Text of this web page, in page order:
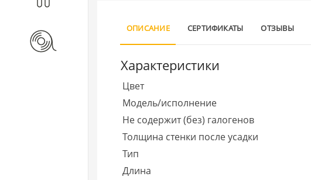
ОПИСАНИЕ СЕРТИФИКАТЫ ОТЗЫВЫ
Характеристики
Цвет
Модель/исполнение
Не содержит (без) галогенов
Толщина стенки после усадки
Тип
Длина